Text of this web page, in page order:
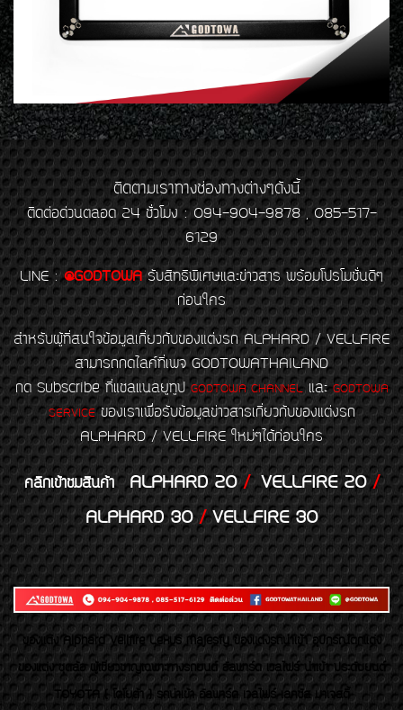
ติดตามเราทางช่องทางต่างๆดังนี้
ติดต่อด่วนตลอด 24 ชั่วโมง : 094-904-9878 , 085-517-
6129
LINE : @GODTOWA รับสิทธิพิเศษและข่าวสาร พร้อมโปรโมชั่นดีๆ
ก่อนใคร
สำหรับผู้ที่สนใจข้อมูลเกี่ยวกับของแต่งรถ ALPHARD / VELLFIRE
สามารถกดไลค์ที่เพจ GODTOWATHAILAND
กด Subscribe ที่แชลแนลยูทูป GODTOWA CHANNELและGODTOWA
SERVICEของเราเพื่อรับข้อมูลข่าวสารเกี่ยวกับของแต่งรถ
ALPHARD / VELLFIRE ใหม่ๆได้ก่อนใคร
คลิกเข้าชมสินค้า ALPHARD 20/VELLFIRE 20/
ALPHARD 30/VELLFIRE 30
ของเเต่ง Alphard Vellfire Lexus Majesty ของเเต่งรถนำเข้า อุปกรณ์ตกแต่ง
ของแต่ง ชุดล้อ ผู้เชี่ยวชาญเฉพาะทางรถยนต์ อัลพาร์ด เวลไฟร์ นำเข้า ประดับยนต์
TOYOTA ( โตโยต้า ) รถนำเข้า อัลพาร์ด เวลไฟร์ เลกซัส มาเจสตี้